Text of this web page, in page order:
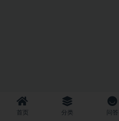
首页 分类 问答